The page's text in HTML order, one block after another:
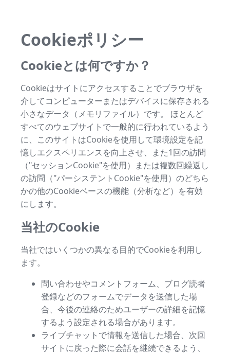
Cookieポリシー
Cookieとは何ですか？
Cookieはサイトにアクセスすることでブラウザを
介してコンピューターまたはデバイスに保存される
小さなデータ（メモリファイル）です。 ほとんど
すべてのウェブサイトで一般的に行われているよう
に、このサイトはCookieを使用して環境設定を記
憶しエクスペリエンスを向上させ、また1回の訪問
（"セッションCookie"を使用）または複数回繰返し
の訪問（"パーシステントCookie"を使用）のどちら
かの他のCookieベースの機能（分析など）を有効
にします。
当社のCookie
当社ではいくつかの異なる目的でCookieを利用し
ます。
問い合わせやコメントフォーム、ブログ読者
登録などのフォームでデータを送信した場
合、今後の連絡のためユーザーの詳細を記憶
するよう設定される場合があります。
ライブチャットで情報を送信した場合、次回
サイトに戻った際に会話を継続できるよう、